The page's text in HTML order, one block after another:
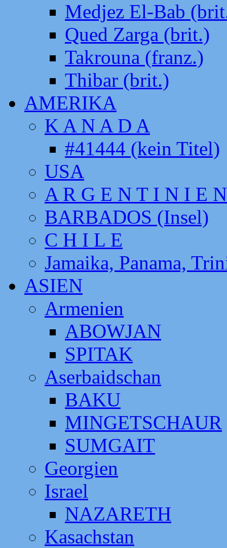
Medjez El-Bab
Qued Zarga (brit.)
Takrouna (franz.)
Thibar (brit.)
AMERIKA
K A N A D A
#41444 (kein Titel)
USA
A R G E N T I N I E N
BARBADOS (Insel)
C H I L E
Jamaika, Panama,
ASIEN
Armenien
ABOWJAN
SPITAK
Aserbaidschan
BAKU
MINGETSCHAUR
SUMGAIT
Georgien
Israel
NAZARETH
Kasachstan